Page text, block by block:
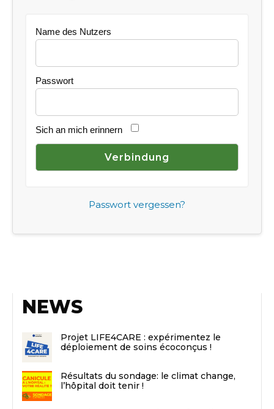
Name des Nutzers
Passwort
Sich an mich erinnern
Passwort vergessen?
NEWS
Projet LIFE4CARE : expérimentez le
déploiement de soins écoconçus !
Résultats du sondage: le climat change,
l’hôpital doit tenir !